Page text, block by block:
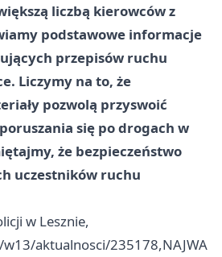
liczbą kierowców z
podstawowe informacje
przepisów ruchu
Liczymy na to, że
pozwolą przyswoić
się po drogach w
że bezpieczeństwo
uczestników ruchu
w Lesznie,
aktualnosci/235178,NAJWA